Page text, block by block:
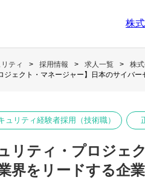
株
ティ 採用情報 求人一覧
株
ジェクト・マネージャー】日本のサイバ
ュリティ経験者採用（技術職）
ュリティ・プロジェ
界をリードする企